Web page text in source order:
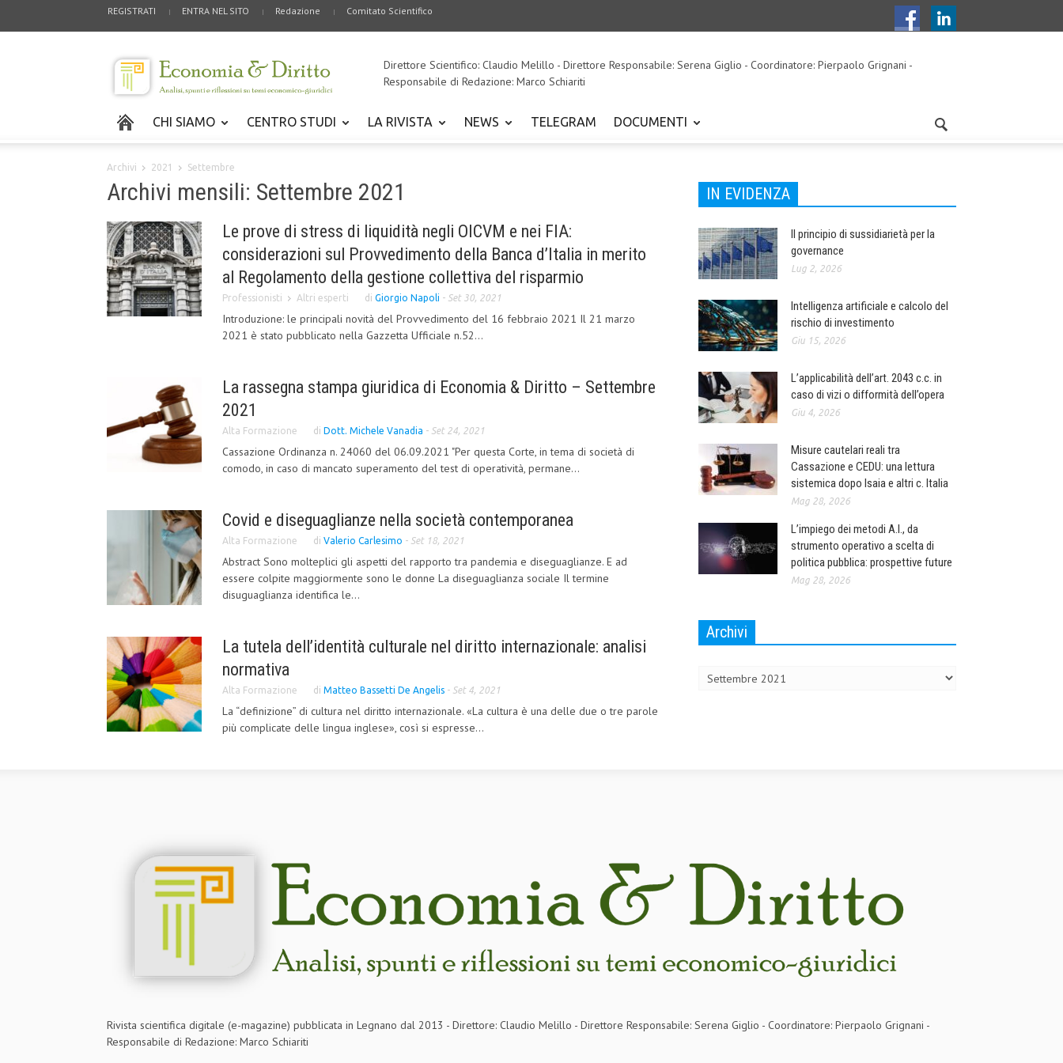
REGISTRATI ENTRA NEL SITO Redazione Comitato Scientifico
Direttore Scientifico: Claudio Melillo - Direttore Responsabile: Serena Giglio - Coordinatore: Pierpaolo Grignani -
Responsabile di Redazione: Marco Schiariti
CHI SIAMO CENTRO STUDI LA RIVISTA NEWS TELEGRAM DOCUMENTI
Archivi 2021 Settembre
Archivi mensili: Settembre 2021
Le prove di stress di liquidità negli OICVM e nei FIA:
considerazioni sul Provvedimento della Banca d’Italia in merito
al Regolamento della gestione collettiva del risparmio
Professionisti Altri esperti di Giorgio Napoli - Set 30, 2021
Introduzione: le principali novità del Provvedimento del 16 febbraio 2021 Il 21 marzo
2021 è stato pubblicato nella Gazzetta Ufficiale n.52...
La rassegna stampa giuridica di Economia & Diritto – Settembre
2021
Alta Formazione di Dott. Michele Vanadia - Set 24, 2021
Cassazione Ordinanza n. 24060 del 06.09.2021 "Per questa Corte, in tema di società di
comodo, in caso di mancato superamento del test di operatività, permane...
Covid e diseguaglianze nella società contemporanea
Alta Formazione di Valerio Carlesimo - Set 18, 2021
Abstract Sono molteplici gli aspetti del rapporto tra pandemia e diseguaglianze. E ad
essere colpite maggiormente sono le donne La diseguaglianza sociale Il termine
disuguaglianza identifica le...
La tutela dell’identità culturale nel diritto internazionale: analisi
normativa
Alta Formazione di Matteo Bassetti De Angelis - Set 4, 2021
La “definizione” di cultura nel diritto internazionale. «La cultura è una delle due o tre parole
più complicate delle lingua inglese», così si espresse...
IN EVIDENZA
Il principio di sussidiarietà per la
governance
Lug 2, 2026
Intelligenza artificiale e calcolo del
rischio di investimento
Giu 15, 2026
L’applicabilità dell’art. 2043 c.c. in
caso di vizi o difformità dell’opera
Giu 4, 2026
Misure cautelari reali tra
Cassazione e CEDU: una lettura
sistemica dopo Isaia e altri c. Italia
Mag 28, 2026
L’impiego dei metodi A.I., da
strumento operativo a scelta di
politica pubblica: prospettive future
Mag 28, 2026
Archivi
Rivista scientifica digitale (e-magazine) pubblicata in Legnano dal 2013 - Direttore: Claudio Melillo - Direttore Responsabile: Serena Giglio - Coordinatore: Pierpaolo Grignani -
Responsabile di Redazione: Marco Schiariti